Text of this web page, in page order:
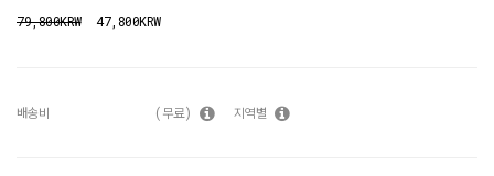
79,800KRW 47,800KRW
배송비 (무료) 지역별